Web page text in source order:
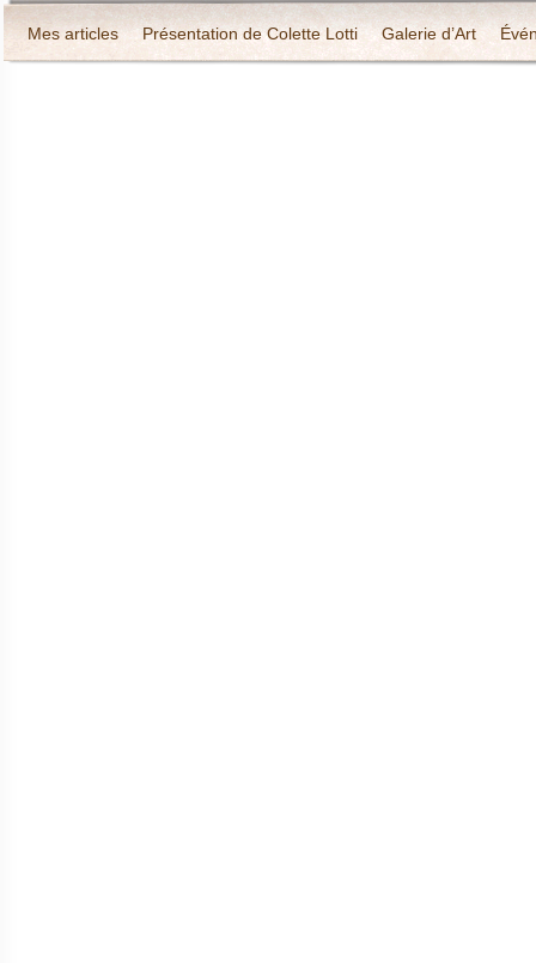
Mes articles Présentation de Colette Lotti Galerie d’Art